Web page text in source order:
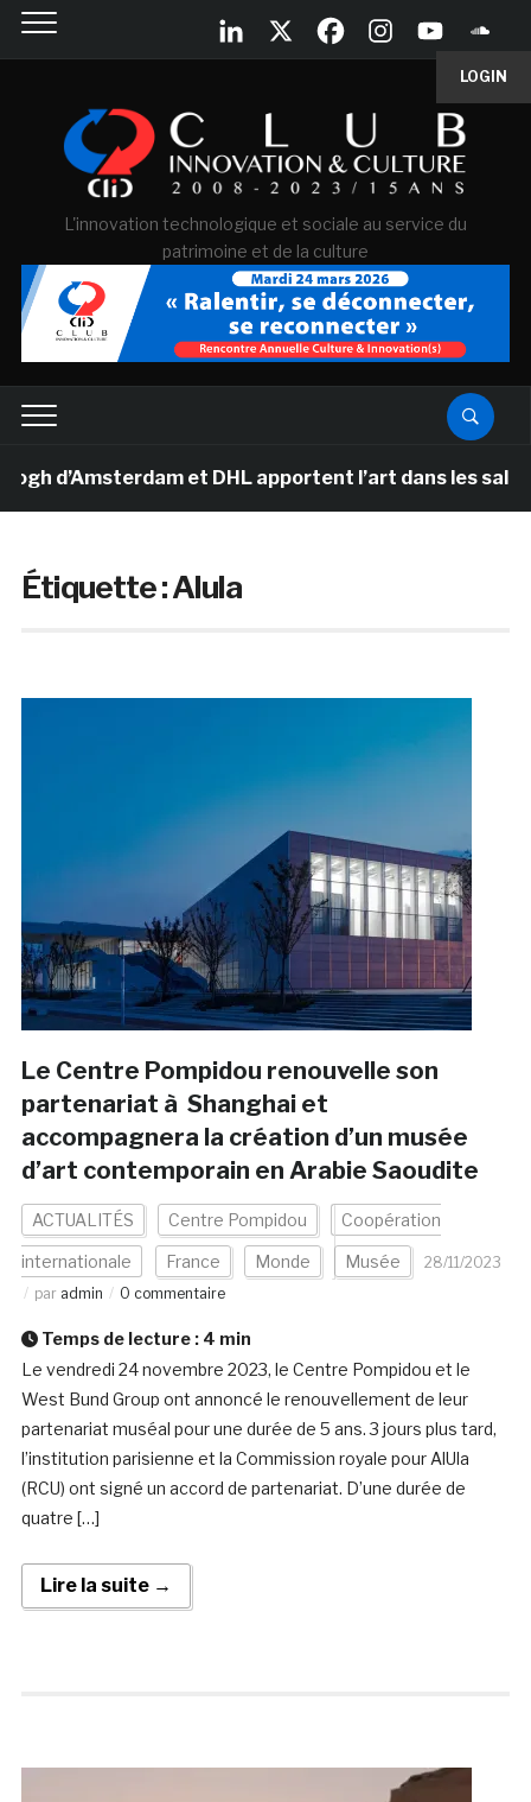
LOGIN
L'innovation technologique et sociale au service du
patrimoine et de la culture
d’Amsterdam et DHL apportent l’art dans les salles
Étiquette :Alula
Le Centre Pompidou renouvelle son
partenariat à Shanghai et
accompagnera la création d’un musée
d’art contemporain en Arabie Saoudite
ACTUALITÉS Centre Pompidou Coopération
internationale France Monde Musée
28/11/2023
par admin 0 commentaire
Temps de lecture : 4 min
Le vendredi 24 novembre 2023, le Centre Pompidou et le
West Bund Group ont annoncé le renouvellement de leur
partenariat muséal pour une durée de 5 ans. 3 jours plus tard,
l’institution parisienne et la Commission royale pour AlUla
(RCU) ont signé un accord de partenariat. D’une durée de
quatre […]
Lire la suite →